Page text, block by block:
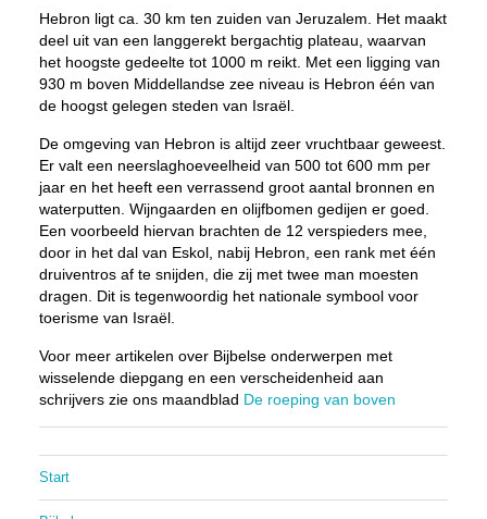
Hebron ligt ca. 30 km ten zuiden van Jeruzalem. Het maakt
deel uit van een langgerekt bergachtig plateau, waarvan
het hoogste gedeelte tot 1000 m reikt. Met een ligging van
930 m boven Middellandse zee niveau is Hebron één van
de hoogst gelegen steden van Israël.
De omgeving van Hebron is altijd zeer vruchtbaar geweest.
Er valt een neerslaghoeveelheid van 500 tot 600 mm per
jaar en het heeft een verrassend groot aantal bronnen en
waterputten. Wijngaarden en olijfbomen gedijen er goed.
Een voorbeeld hiervan brachten de 12 verspieders mee,
door in het dal van Eskol, nabij Hebron, een rank met één
druiventros af te snijden, die zij met twee man moesten
dragen. Dit is tegenwoordig het nationale symbool voor
toerisme van Israël.
Voor meer artikelen over Bijbelse onderwerpen met
wisselende diepgang en een verscheidenheid aan
schrijvers zie ons maandblad De roeping van boven
Start